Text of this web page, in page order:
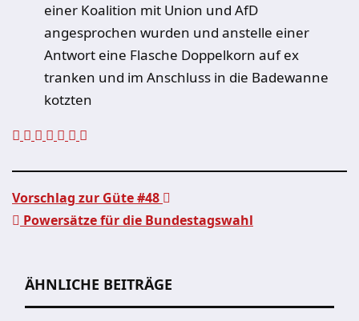
einer Koalition mit Union und AfD
angesprochen wurden und anstelle einer
Antwort eine Flasche Doppelkorn auf ex
tranken und im Anschluss in die Badewanne
kotzten
Vorschlag zur Güte #48
Powersätze für die Bundestagswahl
ÄHNLICHE BEITRÄGE